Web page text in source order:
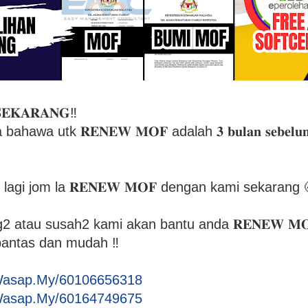
bahawa utk 𝐑𝐄𝐍𝐄𝐖 𝐌𝐎𝐅 adalah 𝟑 𝐛𝐮𝐥𝐚𝐧
lagi jom la 𝐑𝐄𝐍𝐄𝐖 𝐌𝐎𝐅 dengan kami sekarang
atau susah2 kami akan bantu anda 𝐑𝐄𝐍𝐄𝐖
dan mudah ‼️
60106656318
60164749675